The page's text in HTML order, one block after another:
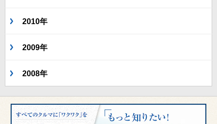
2010年
2009年
2008年